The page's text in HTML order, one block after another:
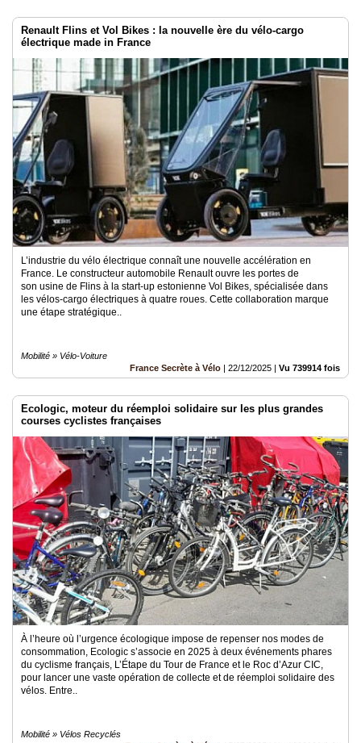
Renault Flins et Vol Bikes : la nouvelle ère du vélo-cargo
électrique made in France
L’industrie du vélo électrique connaît une nouvelle accélération en
France. Le constructeur automobile Renault ouvre les portes de
son usine de Flins à la start-up estonienne Vol Bikes, spécialisée dans
les vélos-cargo électriques à quatre roues. Cette collaboration marque
une étape stratégique..
Mobilité » Vélo-Voiture
France Secrète à Vélo | 22/12/2025 | Vu 739914 fois
Ecologic, moteur du réemploi solidaire sur les plus grandes
courses cyclistes françaises
À l’heure où l’urgence écologique impose de repenser nos modes de
consommation, Ecologic s’associe en 2025 à deux événements phares
du cyclisme français, L’Étape du Tour de France et le Roc d’Azur CIC,
pour lancer une vaste opération de collecte et de réemploi solidaire des
vélos. Entre..
Mobilité » Vélos Recyclés